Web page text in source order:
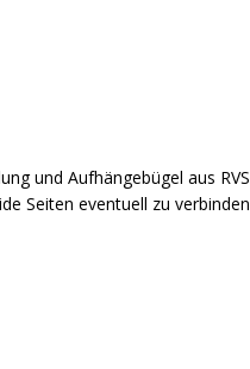
und Aufhängebügel aus RVS
Seiten eventuell zu verbinden